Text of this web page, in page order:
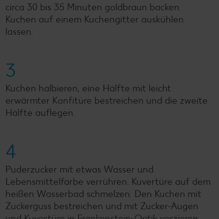
circa 30 bis 35 Minuten goldbraun backen.
Kuchen auf einem Kuchengitter auskühlen
lassen.
3
Kuchen halbieren, eine Hälfte mit leicht
erwärmter Konfitüre bestreichen und die zweite
Hälfte auflegen.
4
Puderzucker mit etwas Wasser und
Lebensmittelfarbe verrühren. Kuvertüre auf dem
heißen Wasserbad schmelzen. Den Kuchen mit
Zuckerguss bestreichen und mit Zucker-Augen